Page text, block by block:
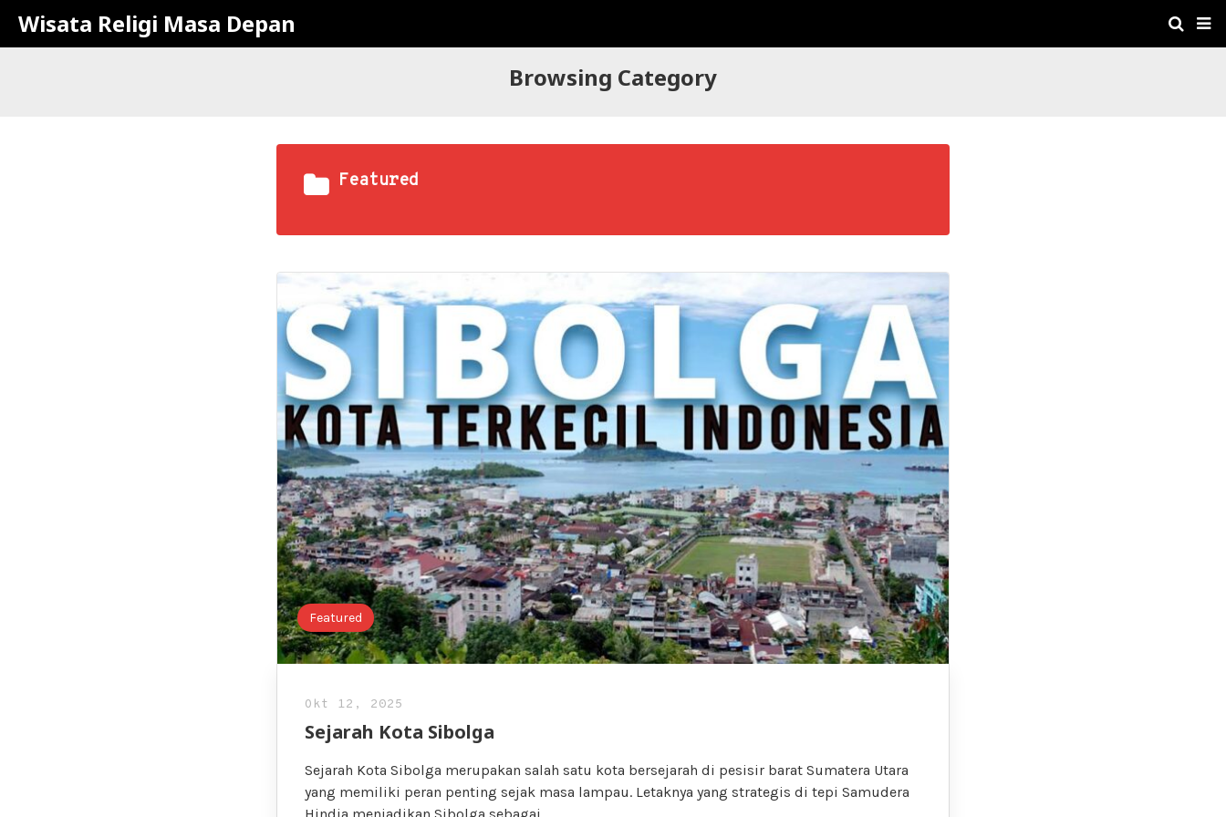
Wisata Religi Masa Depan
Browsing Category
Featured
Featured
Okt 12, 2025
Sejarah Kota Sibolga
Sejarah Kota Sibolga merupakan salah satu kota bersejarah di pesisir barat Sumatera Utara
yang memiliki peran penting sejak masa lampau. Letaknya yang strategis di tepi Samudera